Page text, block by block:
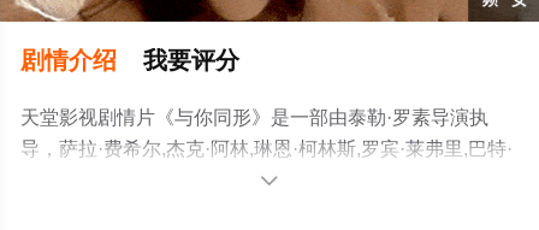
剧情介绍 我要评分
天堂影视剧情片《与你同形》是一部由泰勒·罗素导演执
导，萨拉·费希尔,杰克·阿林,琳恩·柯林斯,罗宾·莱弗里,巴特·
约翰逊,斯科特·里维斯,奥斯汀·罗伯特·罗素,布兰登·赫希,玛
